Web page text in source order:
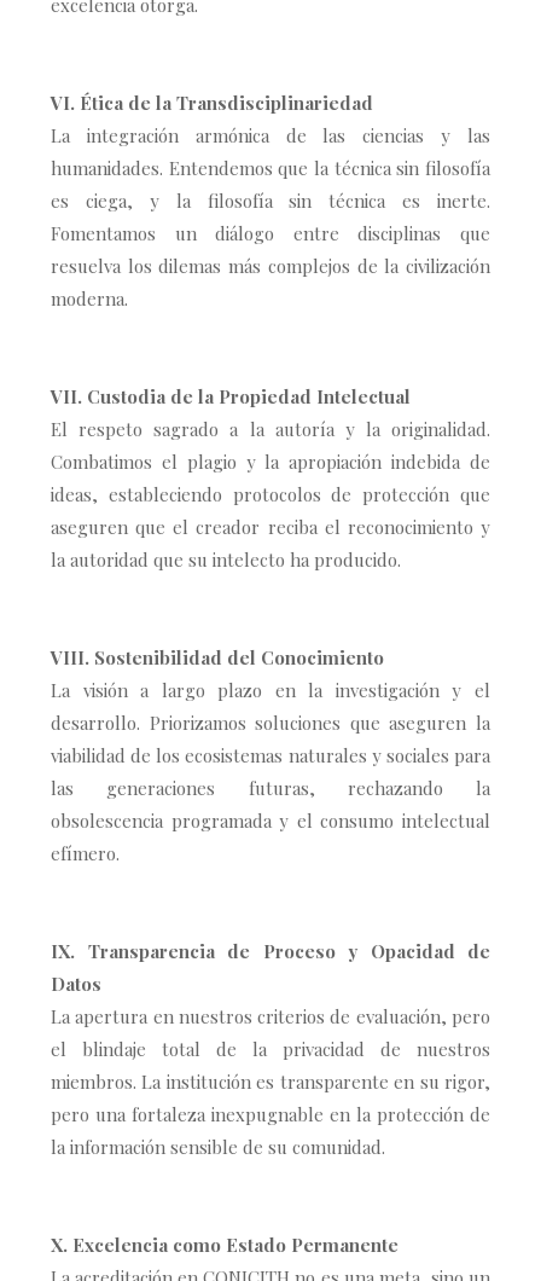
excelencia otorga.
VI. Ética de la Transdisciplinariedad
La integración armónica de las ciencias y las
humanidades. Entendemos que la técnica sin filosofía
es ciega, y la filosofía sin técnica es inerte.
Fomentamos un diálogo entre disciplinas que
resuelva los dilemas más complejos de la civilización
moderna.
VII. Custodia de la Propiedad Intelectual
El respeto sagrado a la autoría y la originalidad.
Combatimos el plagio y la apropiación indebida de
ideas, estableciendo protocolos de protección que
aseguren que el creador reciba el reconocimiento y
la autoridad que su intelecto ha producido.
VIII. Sostenibilidad del Conocimiento
La visión a largo plazo en la investigación y el
desarrollo. Priorizamos soluciones que aseguren la
viabilidad de los ecosistemas naturales y sociales para
las generaciones futuras, rechazando la
obsolescencia programada y el consumo intelectual
efímero.
IX. Transparencia de Proceso y Opacidad de
Datos
La apertura en nuestros criterios de evaluación, pero
el blindaje total de la privacidad de nuestros
miembros. La institución es transparente en su rigor,
pero una fortaleza inexpugnable en la protección de
la información sensible de su comunidad.
X. Excelencia como Estado Permanente